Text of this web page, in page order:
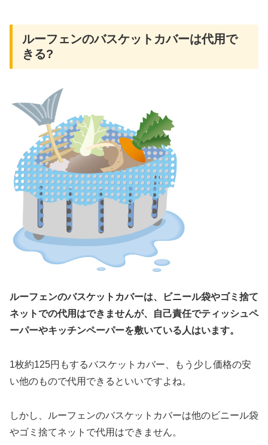
ルーフェンのバスケットカバーは代用で
きる?
ルーフェンのバスケットカバーは、ビニール袋やゴミ捨て
ネットでの代用はできませんが、自己責任でティッシュペ
ーパーやキッチンペーパーを敷いている人はいます。
1枚約125円もするバスケットカバー、もう少し価格の安
い他のもので代用できるといいですよね。
しかし、ルーフェンのバスケットカバーは他のビニール袋
やゴミ捨てネットで代用はできません。